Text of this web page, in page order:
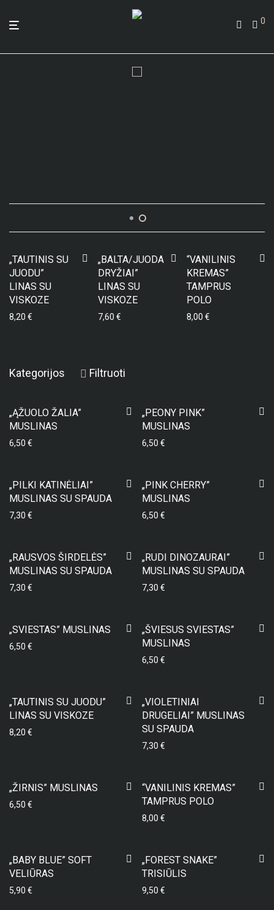
0
„TAUTINIS SU
JUODU”
LINAS SU
VISKOZE
8,20 €
„BALTA/JUODA
DRYŽIAI”
LINAS SU
VISKOZE
7,60 €
“VANILINIS
KREMAS”
TAMPRUS
POLO
8,00 €
Kategorijos Filtruoti
„ĄŽUOLO ŽALIA”
MUSLINAS
6,50 €
„PEONY PINK”
MUSLINAS
6,50 €
„PILKI KATINĖLIAI”
MUSLINAS SU SPAUDA
7,30 €
„PINK CHERRY”
MUSLINAS
6,50 €
„RAUSVOS ŠIRDELĖS”
MUSLINAS SU SPAUDA
7,30 €
„RUDI DINOZAURAI”
MUSLINAS SU SPAUDA
7,30 €
„SVIESTAS” MUSLINAS
6,50 €
„ŠVIESUS SVIESTAS”
MUSLINAS
6,50 €
„TAUTINIS SU JUODU”
LINAS SU VISKOZE
8,20 €
„VIOLETINIAI
DRUGELIAI” MUSLINAS
SU SPAUDA
7,30 €
„ŽIRNIS” MUSLINAS
6,50 €
“VANILINIS KREMAS”
TAMPRUS POLO
8,00 €
„BABY BLUE” SOFT
VELIŪRAS
5,90 €
„FOREST SNAKE”
TRISIŪLIS
9,50 €